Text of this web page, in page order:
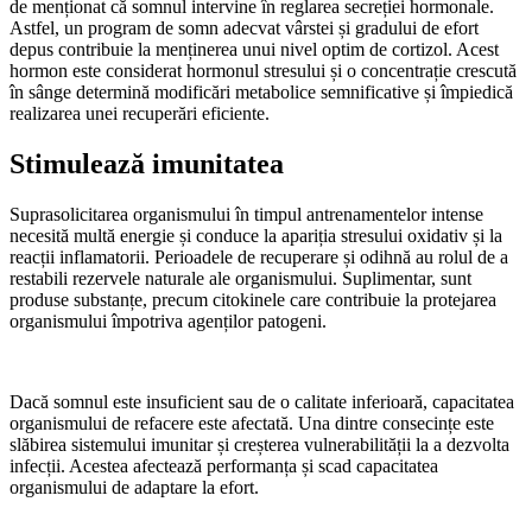
de menționat că somnul intervine în reglarea secreției hormonale.
Astfel, un program de somn adecvat vârstei și gradului de efort
depus contribuie la menținerea unui nivel optim de cortizol. Acest
hormon este considerat hormonul stresului și o concentrație crescută
în sânge determină modificări metabolice semnificative și împiedică
realizarea unei recuperări eficiente.
Stimulează imunitatea
Suprasolicitarea organismului în timpul antrenamentelor intense
necesită multă energie și conduce la apariția stresului oxidativ și la
reacții inflamatorii. Perioadele de recuperare și odihnă au rolul de a
restabili rezervele naturale ale organismului. Suplimentar, sunt
produse substanțe, precum citokinele care contribuie la protejarea
organismului împotriva agenților patogeni.
Dacă somnul este insuficient sau de o calitate inferioară, capacitatea
organismului de refacere este afectată. Una dintre consecințe este
slăbirea sistemului imunitar și creșterea vulnerabilității la a dezvolta
infecții. Acestea afectează performanța și scad capacitatea
organismului de adaptare la efort.